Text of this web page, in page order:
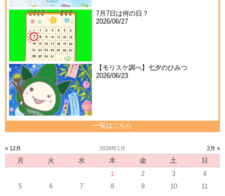
7月7日は何の日？
2026/06/27
【モリスケ調べ】七夕のひみつ
2026/06/23
一覧はこちら
« 12月 2026年1月 2月 »
月 火 水 木 金 土
日
1
2 3
4
5
6 7 8 9 10
11